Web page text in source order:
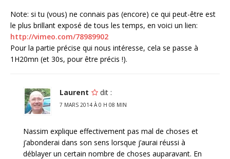
Note: si tu (vous) ne connais pas (encore) ce qui peut-être est
le plus brillant exposé de tous les temps, en voici un lien:
http://vimeo.com/78989902
Pour la partie précise qui nous intéresse, cela se passe à
1H20mn (et 30s, pour être précis !).
Laurent dit :
7 MARS 2014 À 0 H 08 MIN
Nassim explique effectivement pas mal de choses et
j’abonderai dans son sens lorsque j’aurai réussi à
déblayer un certain nombre de choses auparavant. En